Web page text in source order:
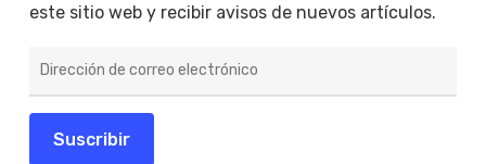
este sitio web y recibir avisos de nuevos artículos.
de
electrónico
Suscribir